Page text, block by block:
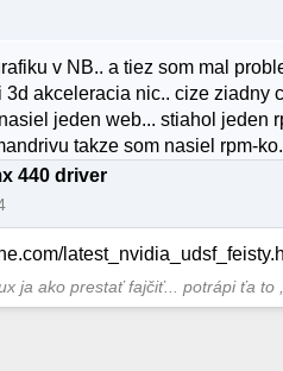
v NB.. a tiez som mal
akceleracia nic.. cize ziadny
jeden web... stiahol jeden
takze som nasiel rpm-
440 driver
ja ako prestať fajčiť... potrápi ťa to